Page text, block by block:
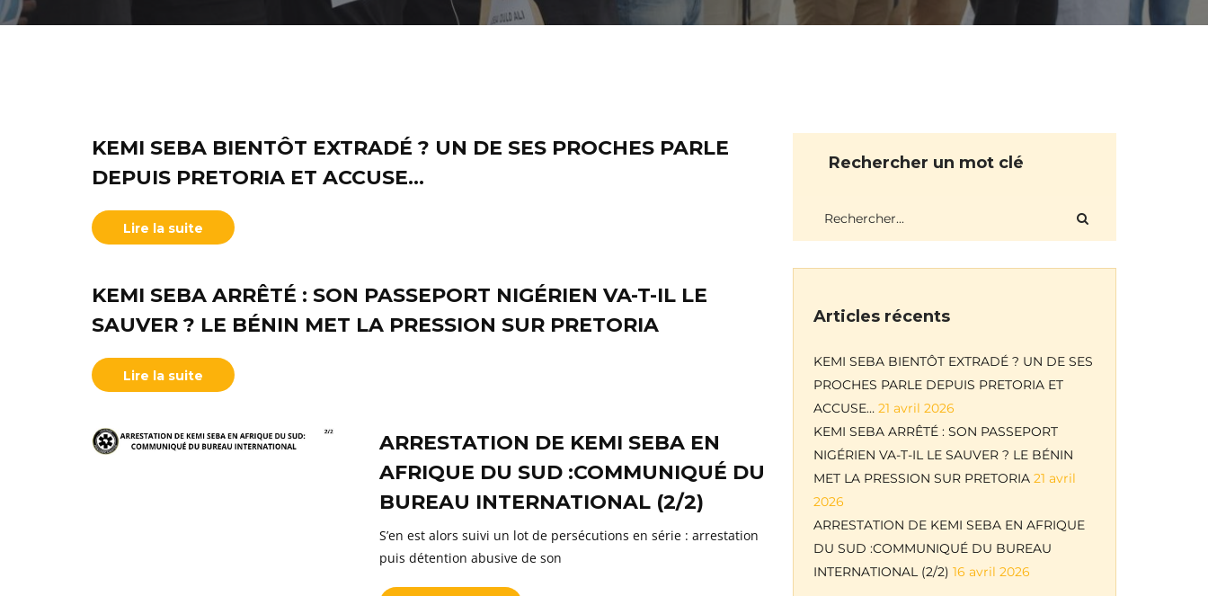
KEMI SEBA BIENTÔT EXTRADÉ ? UN DE SES PROCHES PARLE
DEPUIS PRETORIA ET ACCUSE…
Lire la suite
KEMI SEBA ARRÊTÉ : SON PASSEPORT NIGÉRIEN VA-T-IL LE
SAUVER ? LE BÉNIN MET LA PRESSION SUR PRETORIA
Lire la suite
ARRESTATION DE KEMI SEBA EN
AFRIQUE DU SUD :COMMUNIQUÉ DU
BUREAU INTERNATIONAL (2/2)
S’en est alors suivi un lot de persécutions en série : arrestation
puis détention abusive de son
Rechercher un mot clé
Articles récents
KEMI SEBA BIENTÔT EXTRADÉ ? UN DE SES
PROCHES PARLE DEPUIS PRETORIA ET
ACCUSE… 21 avril 2026
KEMI SEBA ARRÊTÉ : SON PASSEPORT
NIGÉRIEN VA-T-IL LE SAUVER ? LE BÉNIN
MET LA PRESSION SUR PRETORIA 21 avril
2026
ARRESTATION DE KEMI SEBA EN AFRIQUE
DU SUD :COMMUNIQUÉ DU BUREAU
INTERNATIONAL (2/2) 16 avril 2026